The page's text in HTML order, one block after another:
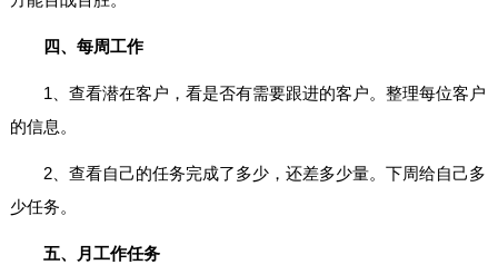
四、每周工作
1、查看潜在客户，看是否有需要跟进的客户。整理每位客户
的信息。
2、查看自己的任务完成了多少，还差多少量。下周给自己多
少任务。
五、月工作任务